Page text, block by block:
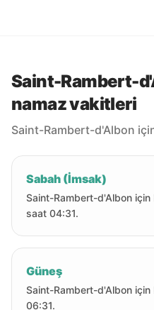
Saint-Rambert-
namaz vakitleri
Saint-Rambert-d'Albon
Sabah (İmsak)
Saint-Rambert-d'Albon için
saat 04:31.
Güneş
Saint-Rambert-d'Albon için
06:31.